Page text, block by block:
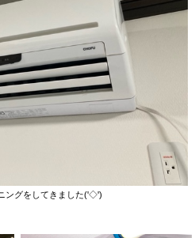
ングをしてきました('◇')ゞ